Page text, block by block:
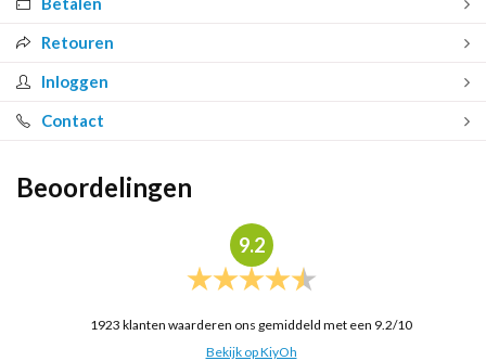
Retouren
Inloggen
Contact
Beoordelingen
9.2
1923 klanten waarderen ons gemiddeld met een 9.2/10
Bekijk op KiyOh